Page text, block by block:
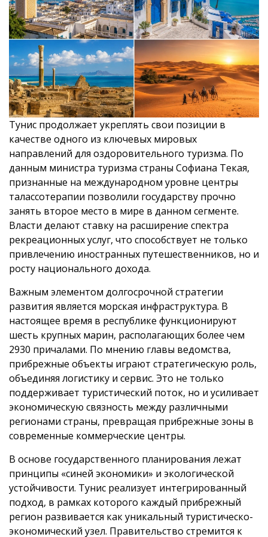
Тунис продолжает укреплять свои позиции в
качестве одного из ключевых мировых
направлений для оздоровительного туризма. По
данным министра туризма страны Софиана Текая,
признанные на международном уровне центры
талассотерапии позволили государству прочно
занять второе место в мире в данном сегменте.
Власти делают ставку на расширение спектра
рекреационных услуг, что способствует не только
привлечению иностранных путешественников, но и
росту национального дохода.
Важным элементом долгосрочной стратегии
развития является морская инфраструктура. В
настоящее время в республике функционируют
шесть крупных марин, располагающих более чем
2930 причалами. По мнению главы ведомства,
прибрежные объекты играют стратегическую роль,
объединяя логистику и сервис. Это не только
поддерживает туристический поток, но и усиливает
экономическую связность между различными
регионами страны, превращая прибрежные зоны в
современные коммерческие центры.
В основе государственного планирования лежат
принципы «синей экономики» и экологической
устойчивости. Тунис реализует интегрированный
подход, в рамках которого каждый прибрежный
регион развивается как уникальный туристическо-
экономический узел. Правительство стремится к